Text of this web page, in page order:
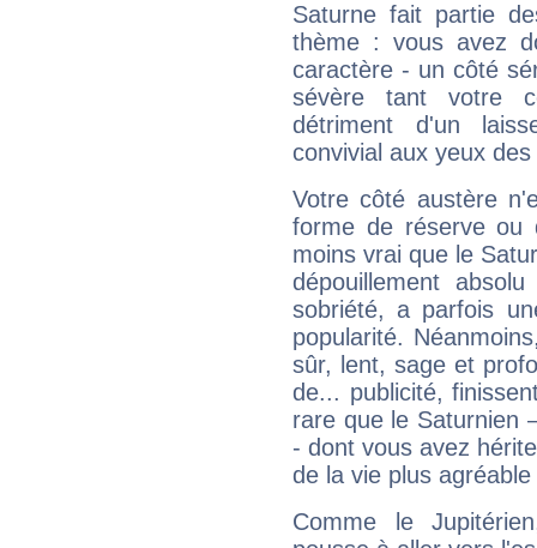
Saturne fait partie
thème : vous avez
caractère - un côté
sévère tant votre
détriment d'un
convivial aux yeux
Votre côté austère
forme de réserve
moins vrai que le
dépouillement
sobriété, a parfois
popularité.
sûr, lent, sage et
de... publicité,
rare que le Saturnien
- dont vous avez
de la vie plus
Comme le